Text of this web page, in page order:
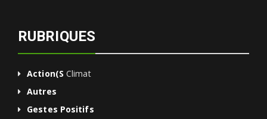
RUBRIQUES
Action(s Climat
Autres
Gestes Positifs